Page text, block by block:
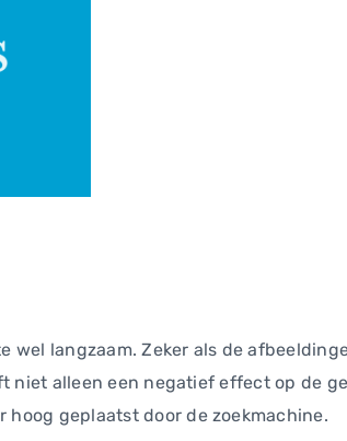
wel langzaam. Zeker als de
niet alleen een negatief effect op de
hoog geplaatst door de zoekmachine.